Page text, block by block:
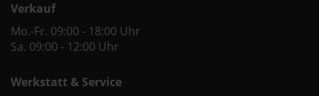
Verkauf
Mo.-Fr. 09:00 - 18:00 Uhr
Sa. 09:00 - 12:00 Uhr
Werkstatt & Service